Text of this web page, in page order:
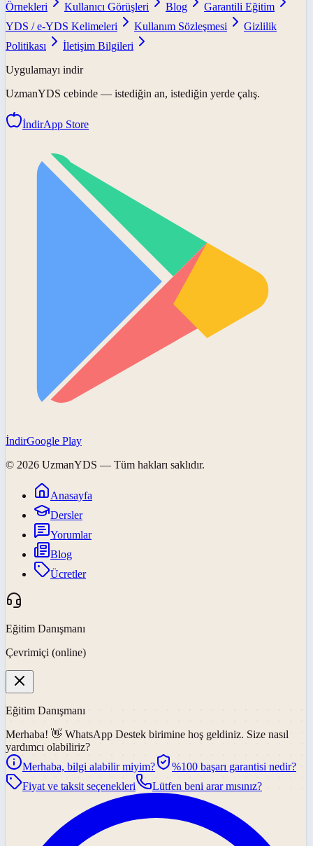
Örnekleri
Kullanıcı Görüşleri Blog
Garantili Eğitim
YDS / e-YDS Kelimeleri
Kullanım Sözleşmesi
Gizlilik
Politikası
İletişim Bilgileri
Uygulamayı indir
UzmanYDS cebinde — istediğin an, istediğin yerde çalış.
İndirApp Store
İndirGoogle Play
© 2026 UzmanYDS — Tüm hakları saklıdır.
Anasayfa
Dersler
Yorumlar
Blog
Ücretler
Eğitim Danışmanı
Çevrimiçi (online)
Eğitim Danışmanı
Merhaba! 👋 WhatsApp Destek birimine hoş geldiniz. Size nasıl
yardımcı olabiliriz?
Merhaba, bilgi alabilir miyim?
%100 başarı garantisi nedir?
Fiyat ve taksit seçenekleri
Lütfen beni arar mısınız?